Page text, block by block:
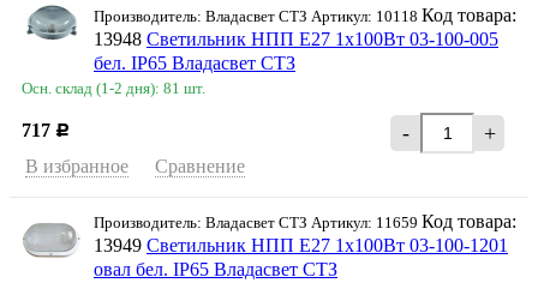
Производитель: Владасвет СТЗ Артикул: 10118 Код товара:
13948 Светильник НПП Е27 1х100Вт 03-100-005
бел. IP65 Владасвет СТЗ
Осн. склад (1-2 дня): 81 шт.
717 Р - +
В избранное Сравнение
Производитель: Владасвет СТЗ Артикул: 11659 Код товара:
13949 Светильник НПП Е27 1х100Вт 03-100-1201
овал бел. IP65 Владасвет СТЗ